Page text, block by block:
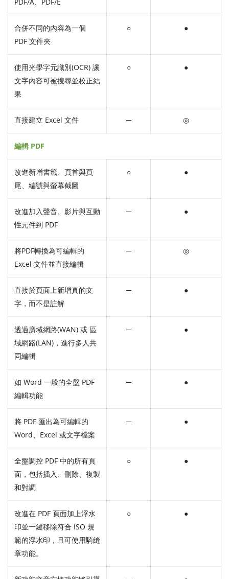
合併不同的內容為一個
PDF 文件夾
○ ●
使用光學字元識別(OCR) 讓
文字內容可被搜尋並校正結
果
○ ●
直接建立 Excel 文件 ─ ◎
編輯 PDF
改進新增書籤、頁首與頁
尾、編號與螢幕截圖
○ ●
改進加入聲音、影片與互動
性元件到 PDF
─ ●
將PDF轉換為可編輯的
Excel 文件並直接編輯
─ ◎
直接於頁面上新增真的文
字，而不是註解
─ ●
透過廣域網路(WAN) 或 區
域網路(LAN)，進行多人共
同編輯
─ ●
如 Word 一般的全盤 PDF
編輯功能
─ ●
將 PDF 匯出為可編輯的
Word、Excel 或文字檔案
─ ●
全盤調控 PDF 中的所有頁
面，包括插入、刪除、複製
和對調
○ ●
改進在 PDF 頁面加上浮水
印並一鍵移除符合 ISO 規
範的浮水印，且可使用騎縫
章功能。
○ ●